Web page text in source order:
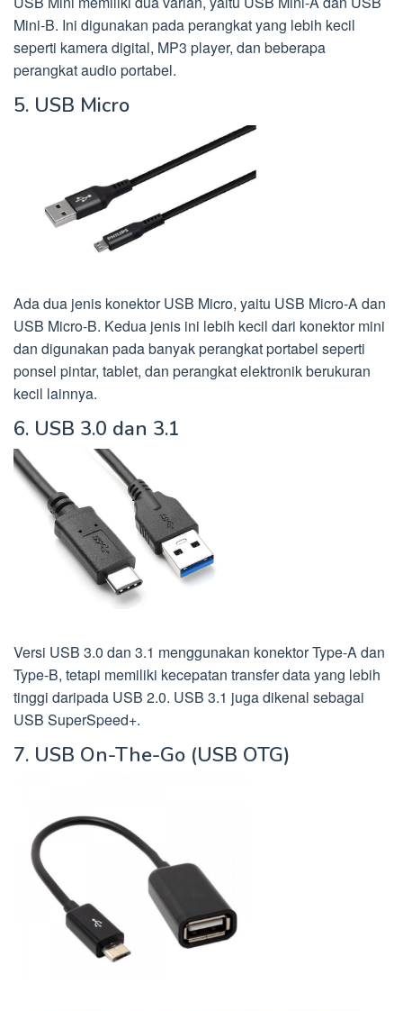
Mini-B. Ini digunakan pada perangkat yang lebih kecil
seperti kamera digital, MP3 player, dan beberapa
perangkat audio portabel.
5. USB Micro
Ada dua jenis konektor USB Micro, yaitu USB Micro-A dan
USB Micro-B. Kedua jenis ini lebih kecil dari konektor mini
dan digunakan pada banyak perangkat portabel seperti
ponsel pintar, tablet, dan perangkat elektronik berukuran
kecil lainnya.
6. USB 3.0 dan 3.1
Versi USB 3.0 dan 3.1 menggunakan konektor Type-A dan
Type-B, tetapi memiliki kecepatan transfer data yang lebih
tinggi daripada USB 2.0. USB 3.1 juga dikenal sebagai
USB SuperSpeed+.
7. USB On-The-Go (USB OTG)